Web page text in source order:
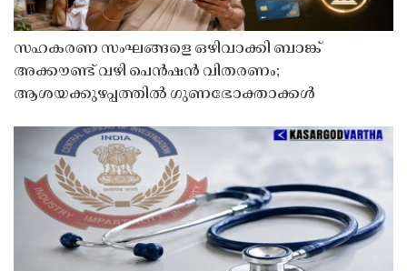
സഹകരണ സംഘങ്ങളെ ഒഴിവാക്കി ബാങ്ക്
അക്കൗണ്ട് വഴി പെൻഷൻ വിതരണം;
ആശയക്കുഴപ്പത്തിൽ ഗുണഭോക്താക്കൾ